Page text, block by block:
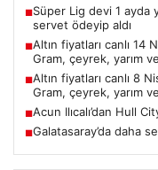
■Süper Lig devi 1 ayda
servet ödeyip aldı
■Altın fiyatları canlı 14
Gram, çeyrek, yarım
■Altın fiyatları canlı 8
Gram, çeyrek, yarım
■Acun Ilıcalı’dan Hull
■Galatasaray’da daha